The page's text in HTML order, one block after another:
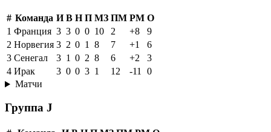
# Команда И В Н П МЗ ПМ РМ О
1 Франция 3 3 0 0 10 2 +8
9
2 Норвегия 3 2 0 1 8 7 +1
6
3 Сенегал 3 1 0 2 8 6 +2
3
4 Ирак 3 0 0 3 1 12 -11
0
Матчи
Группа J